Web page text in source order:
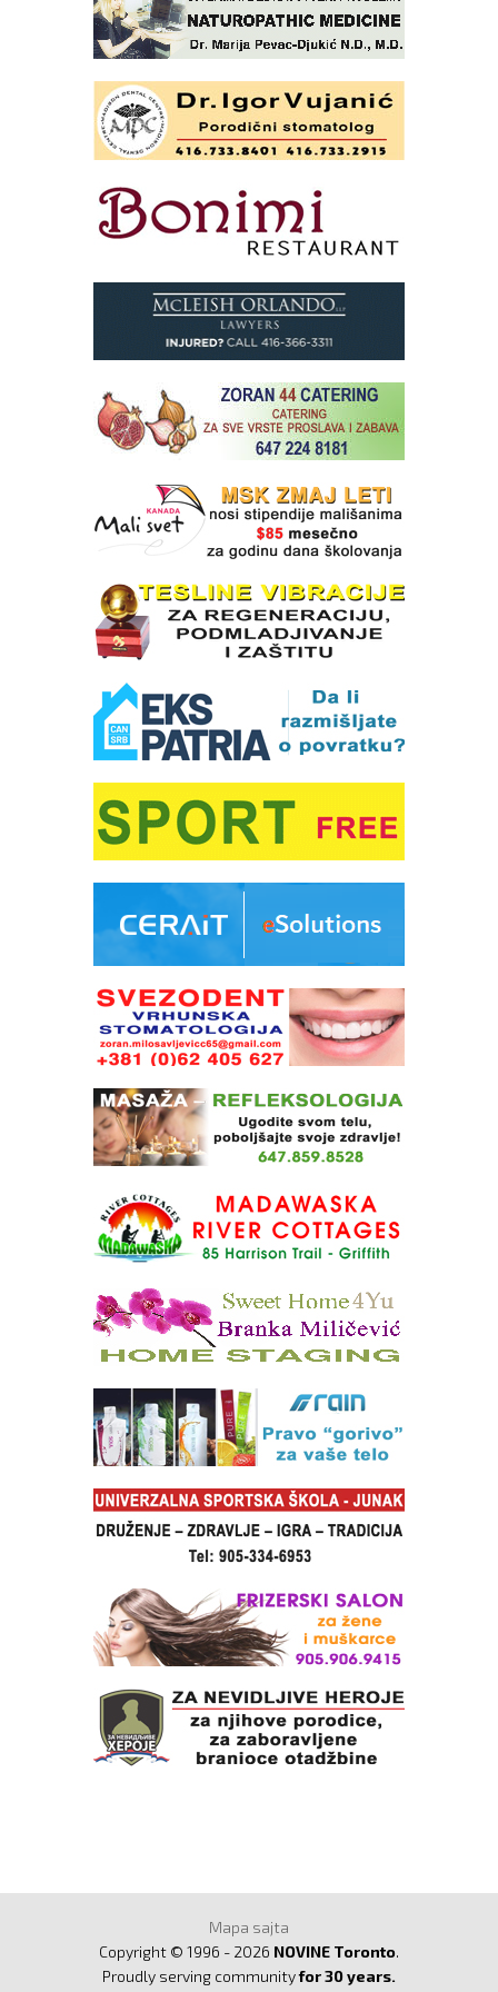
Mapa sajta
Copyright © 1996 - 2026 NOVINE Toronto.
Proudly serving communityfor 30 years.